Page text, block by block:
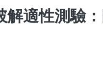
解適性測驗